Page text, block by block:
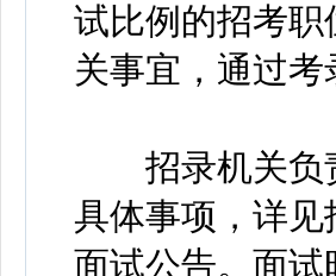
试比例的招考
关事宜，通过
招录机关负责
具体事项，详
面试公告。面